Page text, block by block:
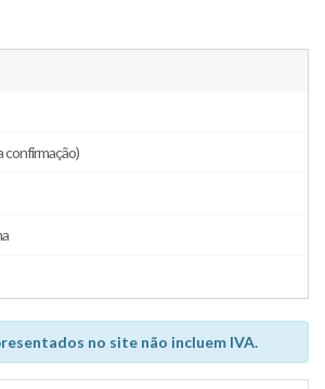
confirmação)
no site não incluem IVA.